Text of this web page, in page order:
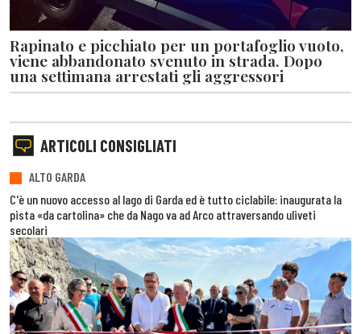
Rapinato e picchiato per un portafoglio vuoto,
viene abbandonato svenuto in strada. Dopo
una settimana arrestati gli aggressori
ARTICOLI CONSIGLIATI
ALTO GARDA
C'è un nuovo accesso al lago di Garda ed è tutto ciclabile: inaugurata la
pista «da cartolina» che da Nago va ad Arco attraversando uliveti
secolari